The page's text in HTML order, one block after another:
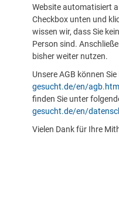
Website automatisiert
Checkbox unten und
wissen wir, dass Sie
Person sind.
bisher weiter nutzen.
Unsere AGB können
gesucht.de/en/agb.html
finden Sie unter
gesucht.de/en/
Vielen Dank für Ihre